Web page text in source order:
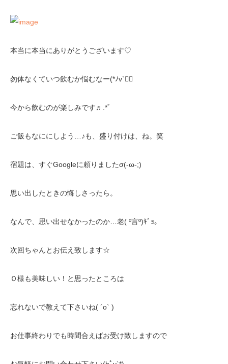
本当に本当にありがとうございます♡
勿体なくていつ飲むか悩むなー(*ﾉv`♡⃜
今から飲むのが楽しみです♬.*ﾟ
ご飯もなににしよう…♪も、盛り付けは、ね。笑
宿題は、すぐGoogleに頼りましたσ(-ω-;)
思い出したときの悔しさったら。
なんで、思い出せなかったのか…老( º言º)ｷﾞｮ。
次回ちゃんとお伝え致します☆
Ｏ様も美味しい！と思ったところは
忘れないで教えて下さいね( ´o` )
お仕事終わりでも時間合えばお受け致しますので